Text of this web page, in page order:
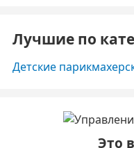
Лучшие по
Детские
Это